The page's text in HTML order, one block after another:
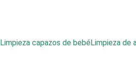
Limpieza capazos de bebéLimpieza de